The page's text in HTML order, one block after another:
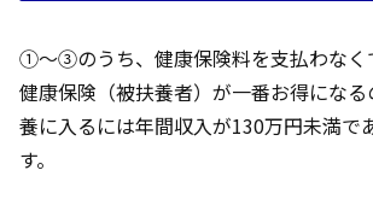
①～③のうち、健康保険料を支払わな
健康保険（被扶養者）が一番お得にな
養に入るには年間収入が130万円未満で
す。